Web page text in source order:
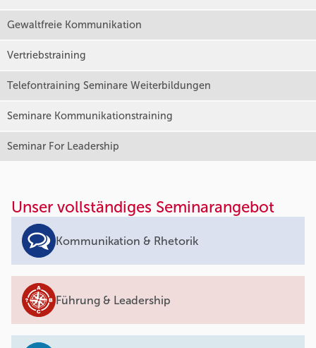
Gewaltfreie Kommunikation
Vertriebstraining
Telefontraining Seminare Weiterbildungen
Seminare Kommunikationstraining
Seminar For Leadership
Unser vollständiges Seminarangebot
Kommunikation & Rhetorik
Führung & Leadership